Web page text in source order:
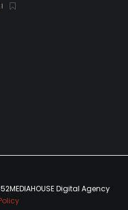
Digital Agency